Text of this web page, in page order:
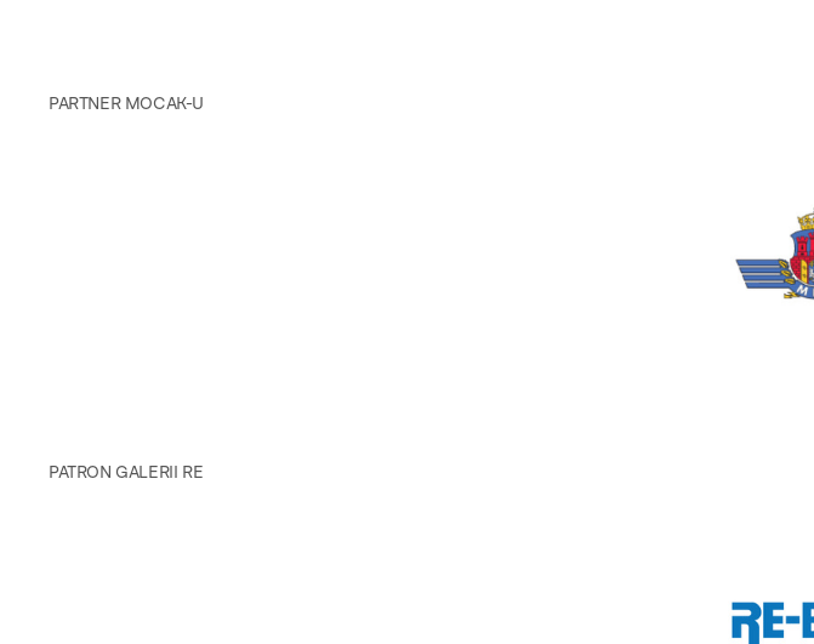
PARTNER MOCAK-U
PATRON GALERII RE